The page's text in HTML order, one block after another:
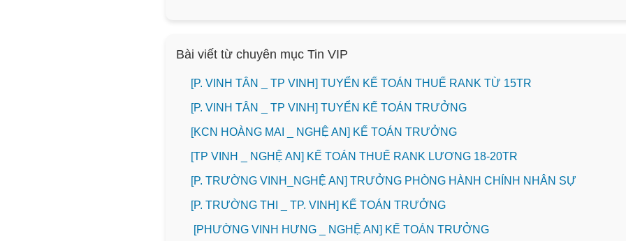
Bài viết từ chuyên mục Tin VIP
[P. VINH TÂN _ TP VINH] TUYỂN KẾ TOÁN THUẾ RANK TỪ 15TR
[P. VINH TÂN _ TP VINH] TUYỂN KẾ TOÁN TRƯỞNG
️[KCN HOÀNG MAI _ NGHỆ AN] KẾ TOÁN TRƯỞNG
[TP VINH _ NGHỆ AN] KẾ TOÁN THUẾ RANK LƯƠNG 18-20TR
[P. TRƯỜNG VINH_NGHỆ AN] TRƯỞNG PHÒNG HÀNH CHÍNH NHÂN SỰ
️[P. TRƯỜNG THI _ TP. VINH] KẾ TOÁN TRƯỞNG
[PHƯỜNG VINH HƯNG _ NGHỆ AN] KẾ TOÁN TRƯỞNG